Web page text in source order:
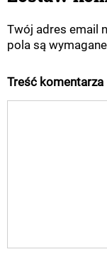
Twój adres email
pola są
Treść komentarza